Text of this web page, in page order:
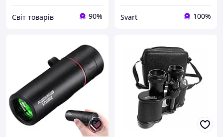
Cвіт товарів 90% Svart 100%